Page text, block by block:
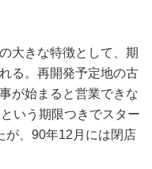
大きな特徴として、期
る。再開発予定地の古
が始まると営業できな
いう期限つきでスター
が、90年12月には閉店